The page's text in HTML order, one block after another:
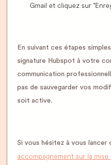
Gmail et cliquez sur
En suivant ces étapes
signature Hubspot à votre
communication
pas de sauvegarder vos
soit active.
Si vous hésitez à vous lancer
accompagnement sur la